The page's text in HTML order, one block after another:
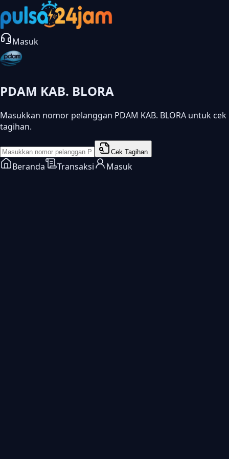
Masuk
PDAM KAB. BLORA
Masukkan nomor pelanggan PDAM KAB. BLORA untuk cek
tagihan.
Cek Tagihan
Beranda Transaksi Masuk